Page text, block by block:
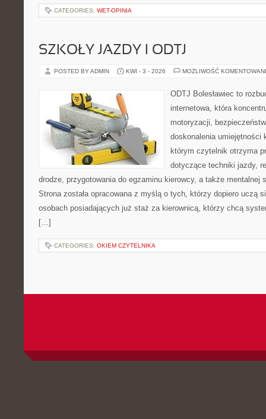
CATEGORIES: WET-OPINIA
SZKOŁY JAZDY I ODTJ
POSTED BY ADMIN KWI - 3 - 2026 MOŻLIWOŚĆ
ODTJ Bolesławiec to
internetowa, która
motoryzacji,
doskonalenia umiejętności
którym czytelnik otrzyma
dotyczące techniki jazdy,
drodze, przygotowania do egzaminu kierowcy, a także mentalnej
Strona została opracowana z myślą o tych, którzy dopiero uczą
osobach posiadających już staż za kierownicą, którzy chcą
[…]
CATEGORIES: OKIEM CZYTELNIKA